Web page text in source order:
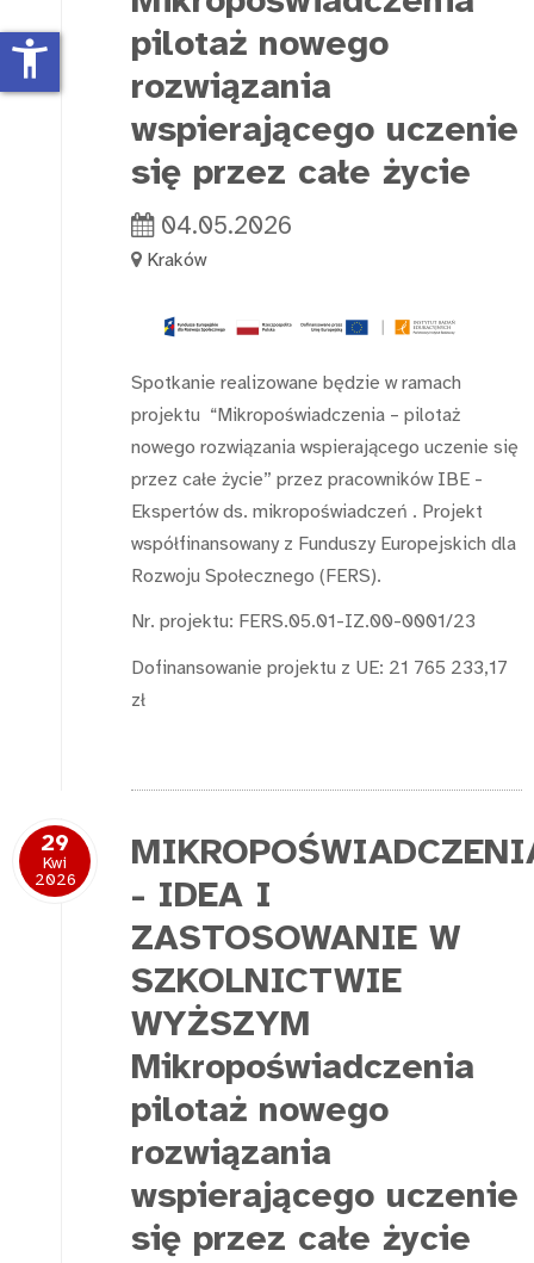
pilotaż nowego
rozwiązania
wspierającego uczenie
się przez całe życie
04.05.2026
Kraków
Spotkanie realizowane będzie w ramach
projektu “Mikropoświadczenia – pilotaż
nowego rozwiązania wspierającego uczenie się
przez całe życie” przez pracowników IBE -
Ekspertów ds. mikropoświadczeń . Projekt
współfinansowany z Funduszy Europejskich dla
Rozwoju Społecznego (FERS).
Nr. projektu: FERS.05.01-IZ.00-0001/23
Dofinansowanie projektu z UE: 21 765 233,17
zł
29
Kwi
2026
- IDEA I
ZASTOSOWANIE W
SZKOLNICTWIE
WYŻSZYM
Mikropoświadczenia
pilotaż nowego
rozwiązania
wspierającego uczenie
się przez całe życie
accessibility_new